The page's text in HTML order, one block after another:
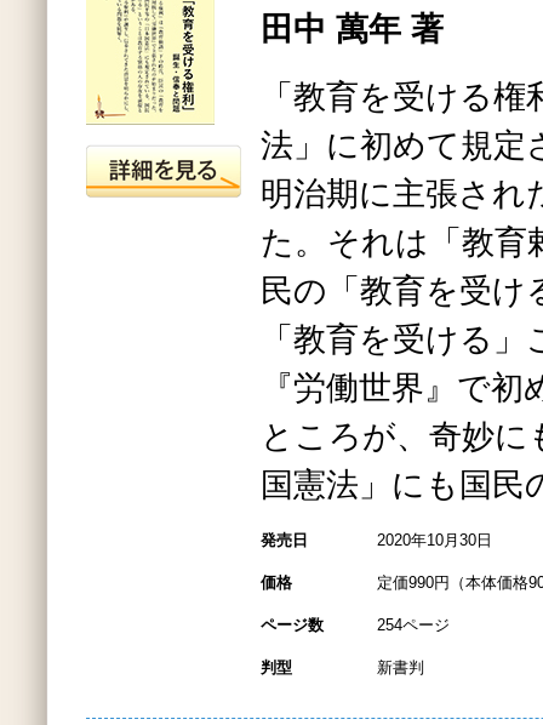
田中 萬年 著
「教育を受ける
法」に初めて規定
明治期に主張され
た。それは「教育
民の「教育を受け
「教育を受ける
『労働世界』で
ところが、奇妙に
国憲法」にも国
発売日 2020年10月30日
価格 定価990円（本体価格
ページ数 254ページ
判型 新書判